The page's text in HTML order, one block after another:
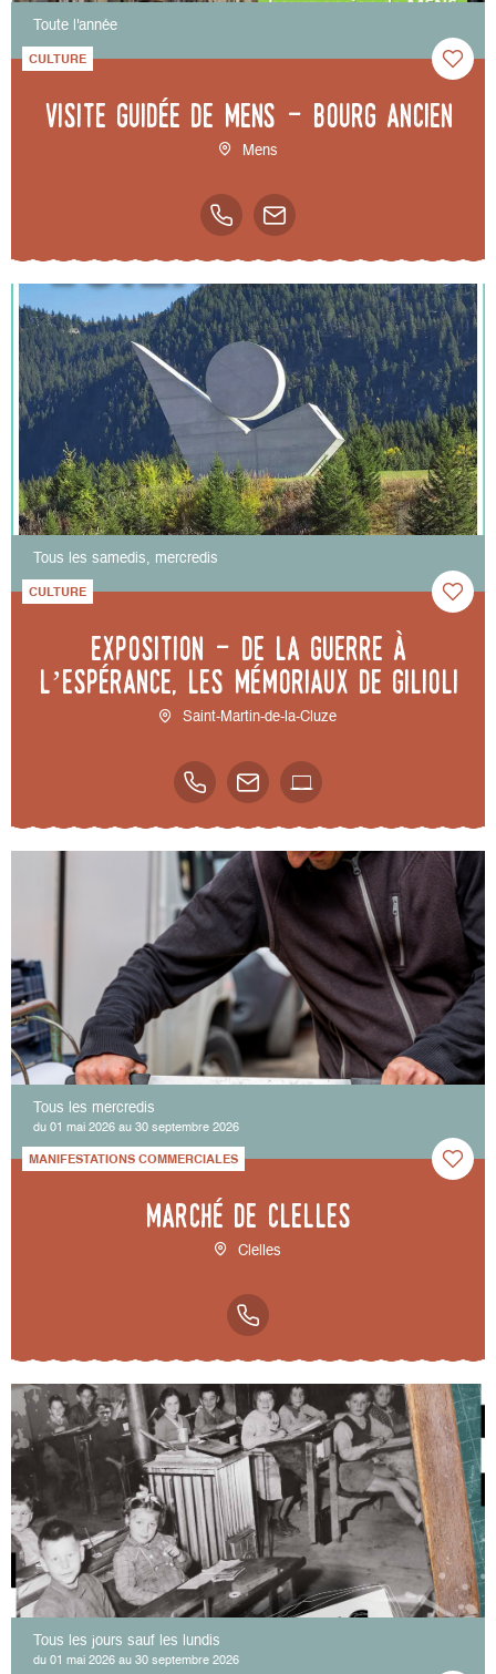
Toute l'année
CULTURE
Visite guidée de Mens - bourg ancien
Mens
Tous les samedis, mercredis
CULTURE
Exposition - De la guerre à
l’espérance, les mémoriaux de Gilioli
Saint-Martin-de-la-Cluze
Tous les mercredis
du 01 mai 2026 au 30 septembre 2026
MANIFESTATIONS COMMERCIALES
Marché de Clelles
Clelles
Tous les jours sauf les lundis
du 01 mai 2026 au 30 septembre 2026